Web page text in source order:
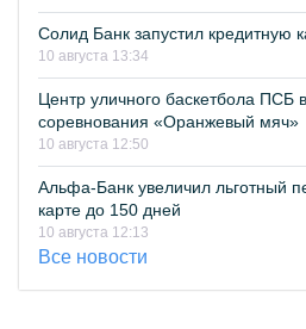
Солид Банк запустил кредитную
10 августа 13:34
Центр уличного баскетбола ПСБ
соревнования «Оранжевый мяч»
10 августа 12:50
Альфа-Банк увеличил льготный
карте до 150 дней
10 августа 12:13
Все новости